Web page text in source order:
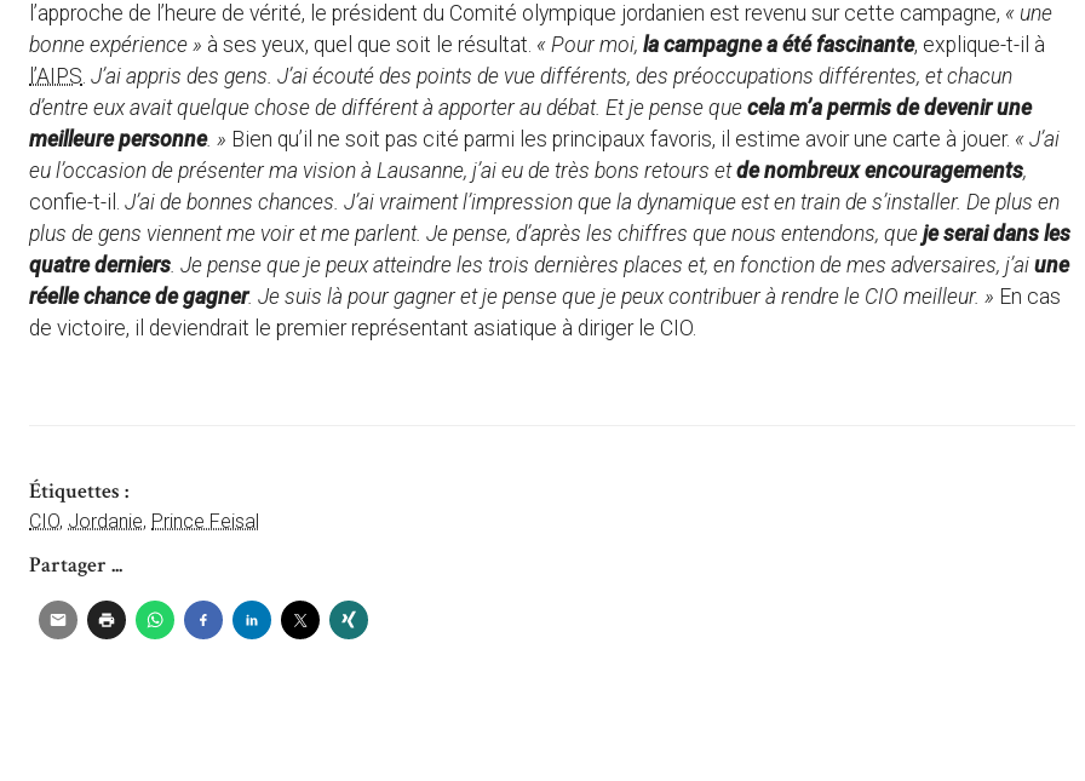
l’approche de l’heure de vérité, le président du Comité olympique jordanien est revenu sur cette campagne, « une
bonne expérience » à ses yeux, quel que soit le résultat. « Pour moi, la campagne a été fascinante, explique-t-il à
l’AIPS. J’ai appris des gens. J’ai écouté des points de vue différents, des préoccupations différentes, et chacun
d’entre eux avait quelque chose de différent à apporter au débat. Et je pense que cela m’a permis de devenir une
meilleure personne. » Bien qu’il ne soit pas cité parmi les principaux favoris, il estime avoir une carte à jouer. « J’ai
eu l’occasion de présenter ma vision à Lausanne, j’ai eu de très bons retours etde nombreux encouragements,
confie-t-il. J’ai de bonnes chances. J’ai vraiment l’impression que la dynamique est en train de s’installer. De plus en
plus de gens viennent me voir et me parlent. Je pense, d’après les chiffres que nous entendons, que je serai dans les
quatre derniers. Je pense que je peux atteindre les trois dernières places et, en fonction de mes adversaires, j’ai une
réelle chance de gagner. Je suis là pour gagner et je pense que je peux contribuer à rendre le CIO meilleur. » En cas
de victoire, il deviendrait le premier représentant asiatique à diriger le CIO.
Étiquettes :
CIO, Jordanie, Prince Feisal
Partager ...